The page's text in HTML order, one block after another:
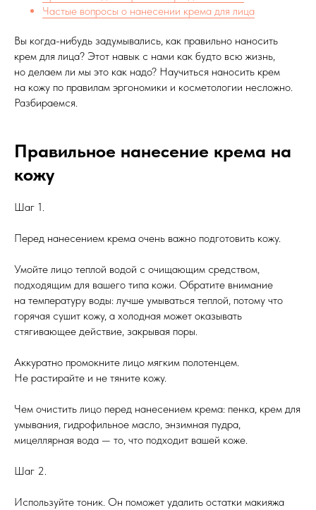
Частые вопросы о нанесении крема для лица
Вы когда-нибудь задумывались, как правильно наносить
крем для лица? Этот навык с нами как будто всю жизнь,
но делаем ли мы это как надо? Научиться наносить крем
на кожу по правилам эргономики и косметологии несложно.
Разбираемся.
Правильное нанесение крема на
кожу
Шаг 1.
Перед нанесением крема очень важно подготовить кожу.
Умойте лицо теплой водой с очищающим средством,
подходящим для вашего типа кожи. Обратите внимание
на температуру воды: лучше умываться теплой, потому что
горячая сушит кожу, а холодная может оказывать
стягивающее действие, закрывая поры.
Аккуратно промокните лицо мягким полотенцем.
Не растирайте и не тяните кожу.
Чем очистить лицо перед нанесением крема: пенка, крем для
умывания, гидрофильное масло, энзимная пудра,
мицеллярная вода — то, что подходит вашей коже.
Шаг 2.
Используйте тоник. Он поможет удалить остатки макияжа